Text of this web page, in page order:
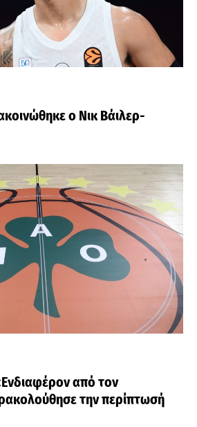
ο Νικ Βάιλερ-
από τον
την περίπτωσή